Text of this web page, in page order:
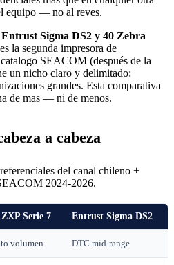
equipo — no al reves.
Entrust Sigma DS2 y 40 Zebra
la segunda impresora de
SEACOM (después de la
un nicho claro y delimitado:
grandes. Esta comparativa
de mas — ni de menos.
a cabeza
del canal chileno +
2024-2026.
Serie 7 Entrust Sigma DS2
volumen DTC mid-range